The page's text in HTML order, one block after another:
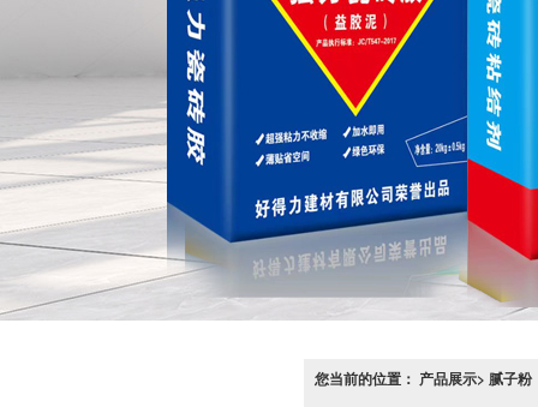
您当前的位置： 产品展示> 腻子粉